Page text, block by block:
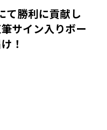
て勝利に貢献し
サイン入りボー
！